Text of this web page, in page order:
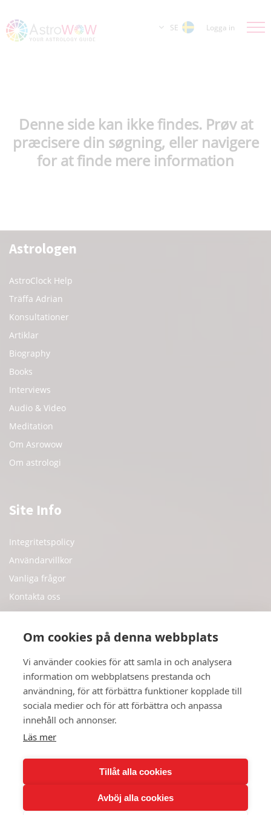
SE Logga in
Denne side kan ikke findes. Prøv at
præcisere din søgning, eller navigere
for at finde mere information
Astrologen
AstroClock Help
Träffa Adrian
Konsultationer
Artiklar
Biography
Books
Interviews
Audio & Video
Meditation
Om Asrowow
Om astrologi
Site Info
Integritetspolicy
Användarvillkor
Vanliga frågor
Kontakta oss
Supportärende
Sociale Medier
Twitter
Youtube
Ophavsret 2026AstroWOW
Om cookies på denna webbplats
Vi använder cookies för att samla in och analysera
information om webbplatsens prestanda och
användning, för att förbättra funktioner kopplade till
sociala medier och för att förbättra och anpassa
innehåll och annonser.
Läs mer
Tillåt alla cookies
Avböj alla cookies